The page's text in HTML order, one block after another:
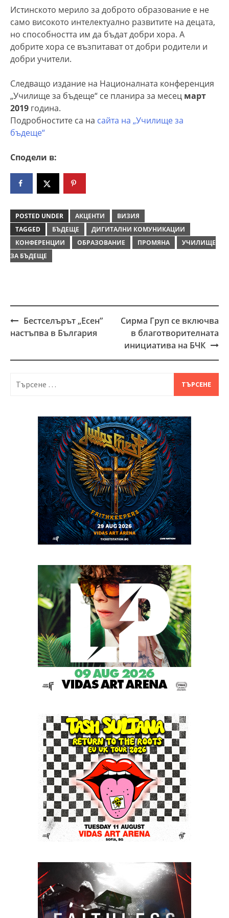
Истинското мерило за доброто образование е не
само високото интелектуално развитите на децата,
но способността им да бъдат добри хора. А
добрите хора се възпитават от добри родители и
добри учители.
Следващо издание на Националната конференция
„Училище за бъдеще“ се планира за месец март
2019 година.
Подробностите са на сайта на „Училище за
бъдеще“
Сподели в:
POSTED UNDER АКЦЕНТИ
ВИЗИЯ
TAGGED
БЪДЕЩЕ
ДИГИТАЛНИ КОМУНИКАЦИИ
КОНФЕРЕНЦИИ
ОБРАЗОВАНИЕ ПРОМЯНА
УЧИЛИЩЕ
ЗА БЪДЕЩЕ
Post
Бестселърът „Есен”
настъпва в България
Сирма Груп се включва
в благотворителната
инициатива на БЧК
Търсене